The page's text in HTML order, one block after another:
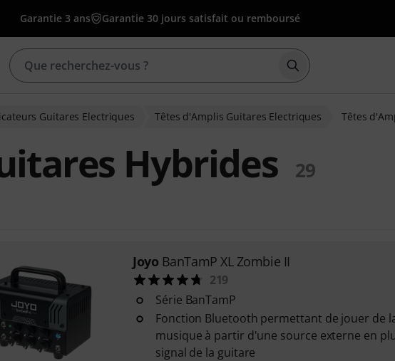
Garantie 3 ans Garantie 30 jours satisfait ou remboursé
Démarrer la
Guitares Electriques Têtes d'Amplis Guitares Electriques Têtes
Hybrides 29
Joyo BanTamP XL Zombie II
219
Série BanTamP
Fonction Bluetooth permettant de jouer de
musique à partir d'une source externe en
signal de la guitare